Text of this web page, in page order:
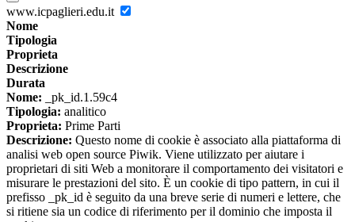
www.icpaglieri.edu.it
Nome
Tipologia
Proprieta
Descrizione
Durata
Nome: _pk_id.1.59c4
Tipologia: analitico
Proprieta: Prime Parti
Descrizione: Questo nome di cookie è associato alla piattaforma di
analisi web open source Piwik. Viene utilizzato per aiutare i
proprietari di siti Web a monitorare il comportamento dei visitatori e
misurare le prestazioni del sito. È un cookie di tipo pattern, in cui il
prefisso _pk_id è seguito da una breve serie di numeri e lettere, che
si ritiene sia un codice di riferimento per il dominio che imposta il